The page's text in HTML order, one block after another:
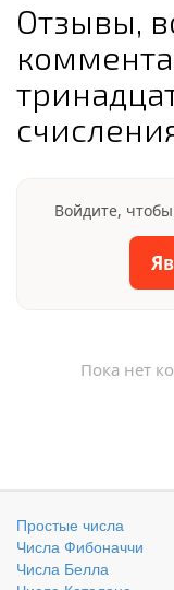
Отзывы,
Войдите,
Я
Пока нет
Простые числа
Числа Фибоначчи
Числа Белла